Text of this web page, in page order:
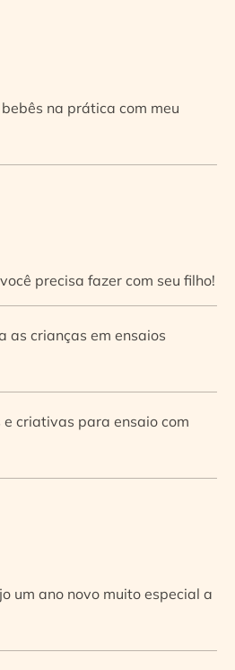
na prática com meu
precisa fazer com seu filho!
as crianças em ensaios
criativas para ensaio com
um ano novo muito especial a